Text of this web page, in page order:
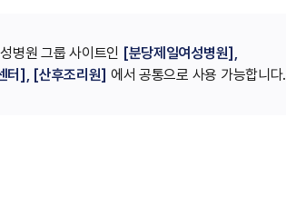
병원 그룹 사이트인 [분당제일여성병원],
터], [산후조리원] 에서 공통으로 사용 가능합니다.